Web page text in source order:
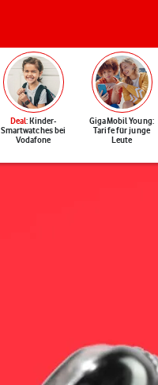
Deal: Kinder-
Smartwatches bei
Vodafone
GigaMobil Young:
Tarife für junge
Leute